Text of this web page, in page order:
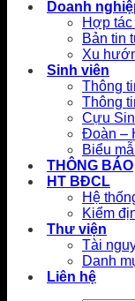
Doanh
Hợp
Bản tin
Xu
Sinh viên
Thông
Thông
Cựu
Đoàn –
Biểu
THÔNG BÁO
HT BĐCL
Hệ
Kiểm
Thư viện
Tài
Danh
Liên hệ